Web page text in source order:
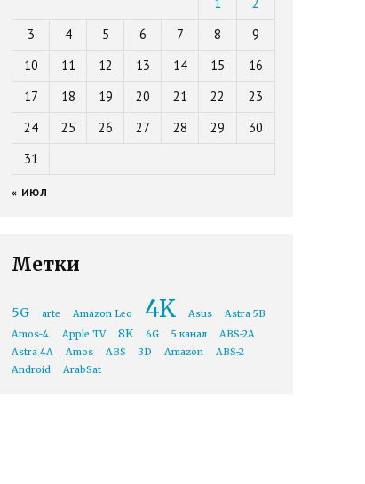
3
4 5 6 7 8
9
10
11 12 13 14 15
16
17
18 19 20 21 22
23
24
25 26 27 28 29
30
31
« ИЮЛ
Метки
5G arte Amazon Leo 4K Asus
Astra 5B
Amos-4
Apple TV 8K 6G 5 канал
ABS-2A
Astra 4A
Amos ABS 3D Amazon
ABS-2
Android
ArabSat